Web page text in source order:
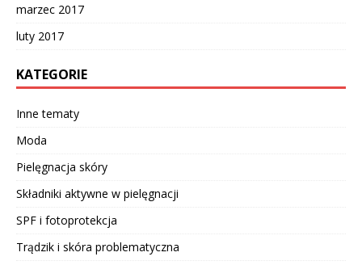
marzec 2017
luty 2017
KATEGORIE
Inne tematy
Moda
Pielęgnacja skóry
Składniki aktywne w pielęgnacji
SPF i fotoprotekcja
Trądzik i skóra problematyczna